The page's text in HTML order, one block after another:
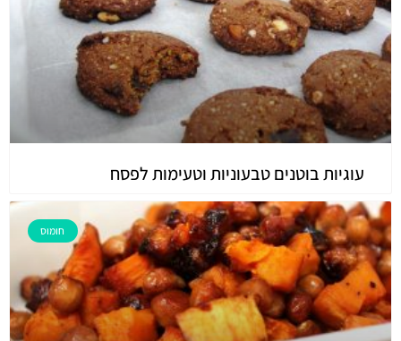
עוגיות בוטנים טבעוניות וטעימות לפסח
חומוס